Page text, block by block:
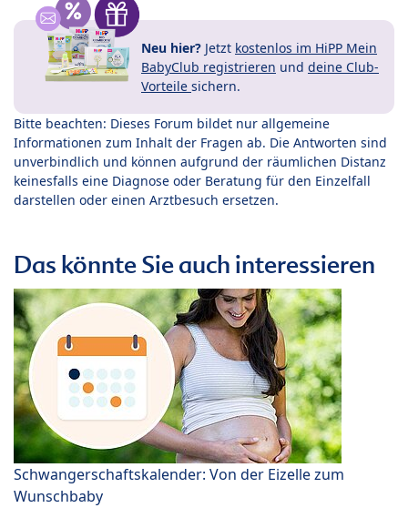
Neu hier? Jetzt kostenlos im HiPP Mein
BabyClub registrieren und deine Club-
Vorteile sichern.
Bitte beachten: Dieses Forum bildet nur allgemeine
Informationen zum Inhalt der Fragen ab. Die Antworten sind
unverbindlich und können aufgrund der räumlichen Distanz
keinesfalls eine Diagnose oder Beratung für den Einzelfall
darstellen oder einen Arztbesuch ersetzen.
Das könnte Sie auch interessieren
Schwangerschaftskalender: Von der Eizelle zum
Wunschbaby